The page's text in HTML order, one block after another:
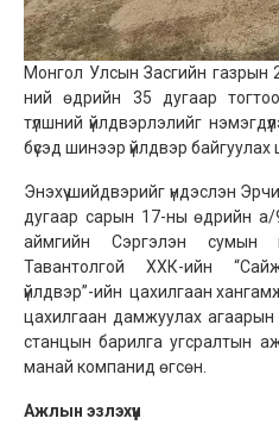
Монгол Улсын Засгийн газрын
ний өдрийн 35 дугаар
түлшний үйлдвэрлэлийг
бүсэд шинээр үйлдвэр
Энэхүү шийдвэрийг үндэслэн
дугаар сарын 17-ны өдрийн
аймгийн Сэргэлэн сумын
Тавантолгой ХХК-ийн
үйлдвэр”-ийн цахилгаан
цахилгаан дамжуулах
станцын барилга угсралтын
манай компанид өгсөн.
Ажлын эзлэхүүн